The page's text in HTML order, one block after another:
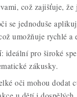
což zajišťuje,
se jednoduše
umožňuje rychlé a
: ideální pro široké
zákusky.
oči mohou dodat